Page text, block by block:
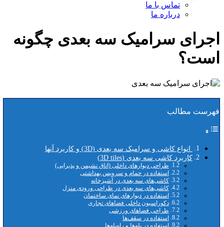
تماس با ما
درباره ما
اجرای سرامیک سه بعدی چگونه
است؟
فهرست مطالب
انواع کاشی و سرامیک سه بعدی (3D) و کاربرد آنها
کاربرد کاشی سه بعدی (3D tiles)
طراحی دیوارهای داخلی (اتاق نشیمن و پذیرایی)
استفاده در حمام و سرویس بهداشتی
کاشی‌های سه‌ بعدی در آشپزخانه
کاشی‌های سه‌ بعدی در طراحی ورودی منزل
استفاده در دیوارهای نمای ساختمان
دکوراسیون داخلی فضاهای تجاری
طراحی فضاهای ورزشی
استفاده در سقف‌ها
استفاده در پله‌ها و راه‌پله‌ها